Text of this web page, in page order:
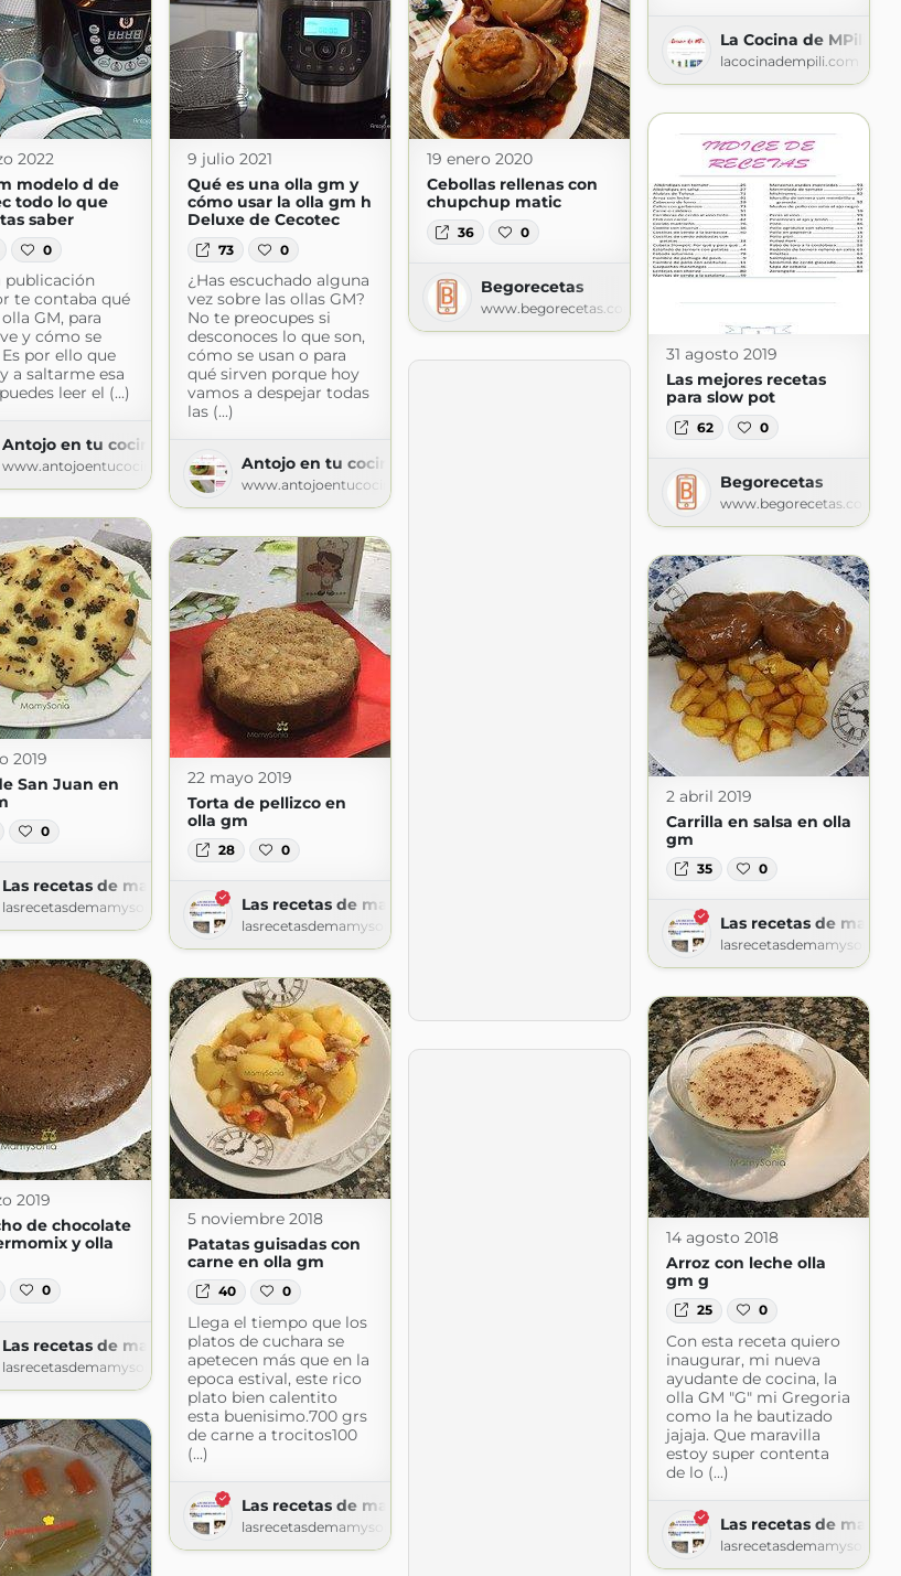
La Cocina de MPili
lacocinadempili.com
2022
modelo d de
todo lo que
saber
0
publicación
te contaba qué
GM, para
y cómo se
por ello que
a saltarme esa
leer el (...)
Antojo en tu cocina
www.antojoentucocina.com
9 julio 2021
Qué es una olla gm y
cómo usar la olla gm h
Deluxe de Cecotec
73 0
¿Has escuchado alguna
vez sobre las ollas GM?
No te preocupes si
desconoces lo que son,
cómo se usan o para
qué sirven porque hoy
vamos a despejar todas
las (...)
Antojo en tu cocina
www.antojoentucocina.com
19 enero 2020
Cebollas rellenas con
chupchup matic
36 0
Begorecetas
www.begorecetas.com
31 agosto 2019
Las mejores recetas
para slow pot
62 0
Begorecetas
www.begorecetas.com
2019
San Juan en
0
Las recetas de mamy sonia
lasrecetasdemamysonia.blogspot.com
22 mayo 2019
Torta de pellizco en
olla gm
28 0
Las recetas de mamy sonia
lasrecetasdemamysonia.blogspot.com
2 abril 2019
Carrilla en salsa en olla
gm
35 0
Las recetas de mamy
2019
de chocolate
y olla
0
Las recetas de mamy sonia
lasrecetasdemamysonia.blogspot.com
5 noviembre 2018
Patatas guisadas con
carne en olla gm
40 0
Llega el tiempo que los
platos de cuchara se
apetecen más que en la
epoca estival, este rico
plato bien calentito
esta buenisimo.700 grs
de carne a trocitos100
(...)
Las recetas de mamy sonia
lasrecetasdemamysonia.blogspot.com
14 agosto 2018
Arroz con leche olla
gm g
25 0
Con esta receta quiero
inaugurar, mi nueva
ayudante de cocina, la
olla GM "G" mi Gregoria
como la he bautizado
jajaja. Que maravilla
estoy super contenta
de lo (...)
Las recetas de mamy